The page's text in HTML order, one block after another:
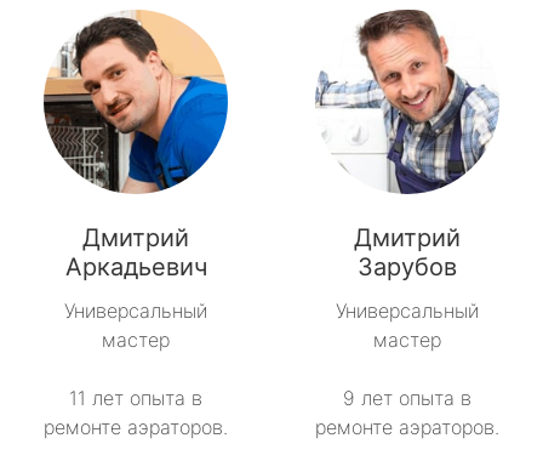
Дмитрий
Аркадьевич
Универсальный
мастер
11 лет опыта в
ремонте аэраторов.
Дмитрий
Зарубов
Универсальный
мастер
9 лет опыта в
ремонте аэраторов.